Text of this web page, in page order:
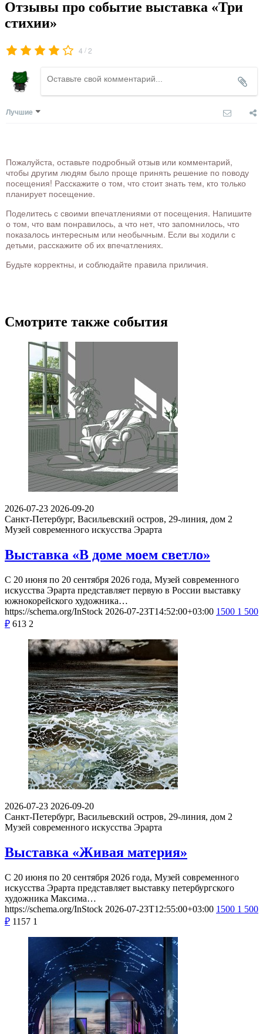
Отзывы про событие выставка «Три
стихии»
4 /2
Лучшие
Пожалуйста, оставьте подробный отзыв или комментарий,
чтобы другим людям было проще принять решение по поводу
посещения! Расскажите о том, что стоит знать тем, кто только
планирует посещение.
Поделитесь с своими впечатлениями от посещения. Напишите
о том, что вам понравилось, а что нет, что запомнилось, что
показалось интересным или необычным. Если вы ходили с
детьми, расскажите об их впечатлениях.
Будьте корректны, и соблюдайте правила приличия.
Смотрите также события
2026-07-23 2026-09-20
Санкт-Петербург, Васильевский остров, 29-линия, дом 2
Музей современного искусства Эрарта
Выставка «В доме моем светло»
С 20 июня по 20 сентября 2026 года, Музей современного
искусства Эрарта представляет первую в России выставку
южнокорейского художника…
https://schema.org/InStock 2026-07-23T14:52:00+03:00 1500 1 500
₽ 613 2
2026-07-23 2026-09-20
Санкт-Петербург, Васильевский остров, 29-линия, дом 2
Музей современного искусства Эрарта
Выставка «Живая материя»
С 20 июня по 20 сентября 2026 года, Музей современного
искусства Эрарта представляет выставку петербургского
художника Максима…
https://schema.org/InStock 2026-07-23T12:55:00+03:00 1500 1 500
₽ 1157 1